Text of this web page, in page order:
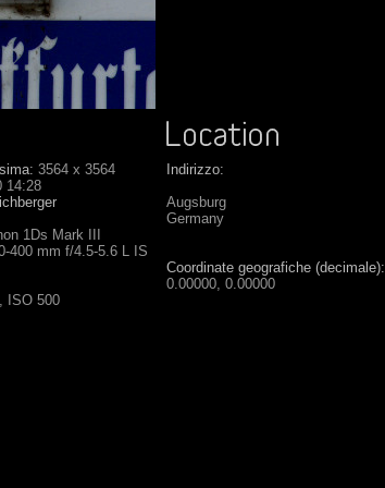
3564 x 3564
14:28
1Ds Mark III
400 mm f/4.5-5.6 L IS
ISO 500
Indirizzo:
Augsburg
Germany
Coordinate geografiche (decimale):
0.00000, 0.00000